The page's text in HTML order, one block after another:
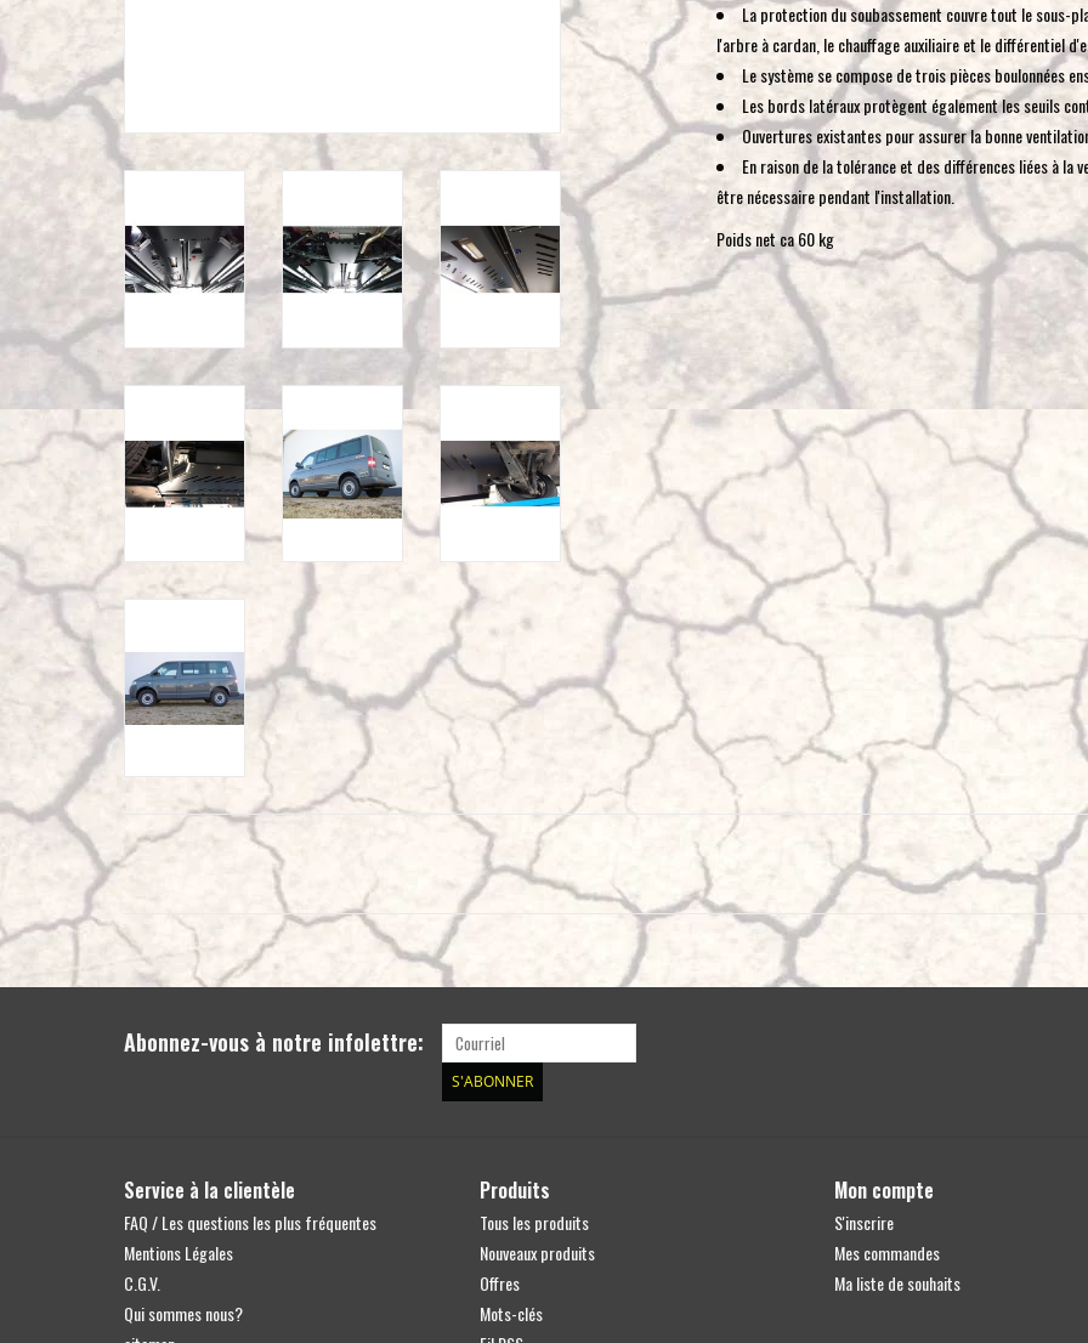
La protection du soubassement couvre tout le sous-
l'arbre à cardan, le chauffage auxiliaire et le différentiel
Le système se compose de trois pièces boulonnées
Les bords latéraux protègent également les seuils
Ouvertures existantes pour assurer la bonne
En raison de la tolérance et des différences liées à la
être nécessaire pendant l'installation.
Poids net ca 60 kg
Abonnez-vous à notre infolettre:
S'ABONNER
Service à la clientèle
FAQ / Les questions les plus fréquentes
Mentions Légales
C.G.V.
Qui sommes nous?
Produits
Tous les produits
Nouveaux produits
Offres
Mots-clés
Mon compte
S'inscrire
Mes commandes
Ma liste de souhaits